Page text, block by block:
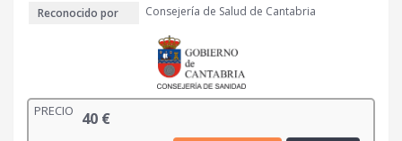
Reconocido por
Consejería de Salud de Cantabria
PRECIO 40 €